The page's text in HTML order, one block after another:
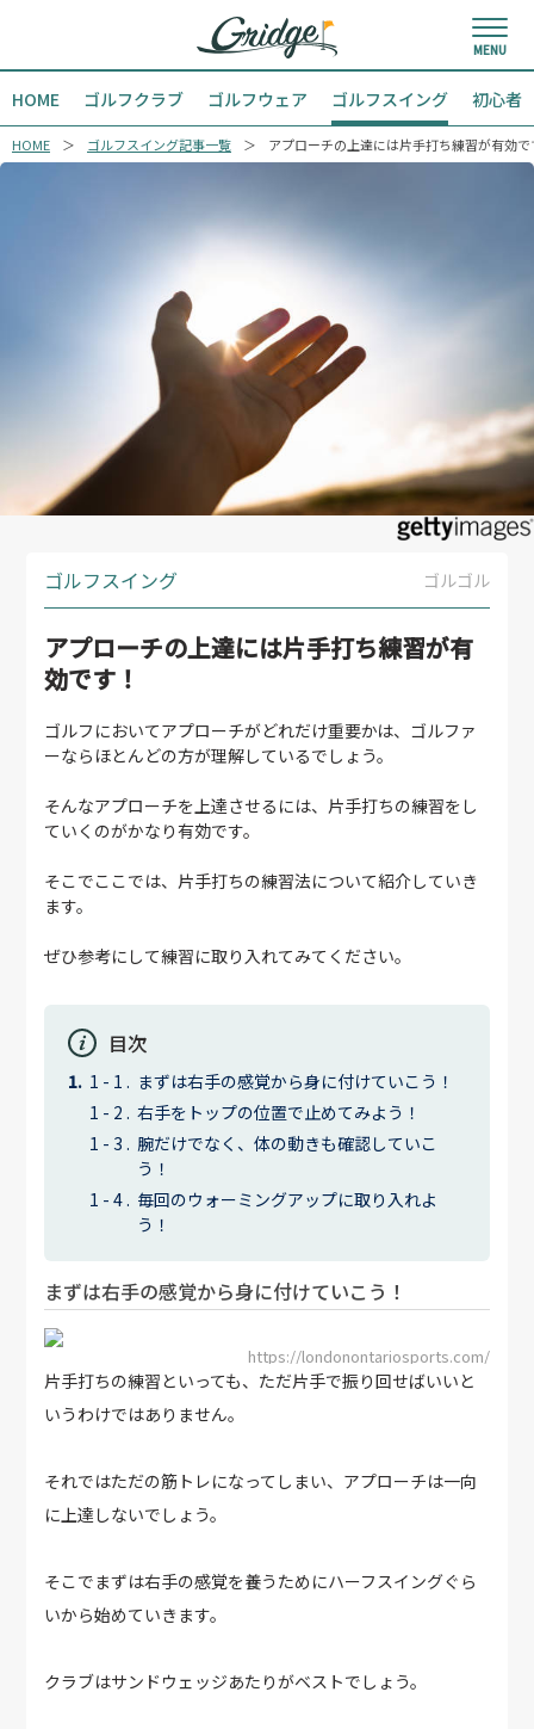
HOME ゴルフクラブ ゴルフウェア ゴルフスイング 初心者
HOME ゴルフスイング記事一覧 アプローチの上達には片手打ち練習が有効で
ゴルフスイング ゴルゴル
アプローチの上達には片手打ち練習が有
効です！
ゴルフにおいてアプローチがどれだけ重要かは、ゴルファ
ーならほとんどの方が理解しているでしょう。
そんなアプローチを上達させるには、片手打ちの練習をし
ていくのがかなり有効です。
そこでここでは、片手打ちの練習法について紹介していき
ます。
ぜひ参考にして練習に取り入れてみてください。
目次
まずは右手の感覚から身に付けていこう！
右手をトップの位置で止めてみよう！
腕だけでなく、体の動きも確認していこ
う！
毎回のウォーミングアップに取り入れよ
う！
まずは右手の感覚から身に付けていこう！
https://londonontariosports.com/
片手打ちの練習といっても、ただ片手で振り回せばいいと
いうわけではありません。
それではただの筋トレになってしまい、アプローチは一向
に上達しないでしょう。
そこでまずは右手の感覚を養うためにハーフスイングぐら
いから始めていきます。
クラブはサンドウェッジあたりがベストでしょう。